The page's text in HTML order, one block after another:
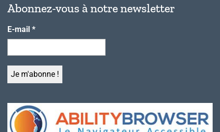
Abonnez-vous à notre newsletter
E-mail *